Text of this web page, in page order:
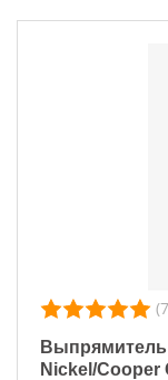
Выпрямитель
Nickel/Cooper